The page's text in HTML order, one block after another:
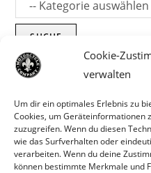
Cookie-
verwalten
Um dir ein optimales Erlebnis zu
Cookies, um Geräteinformationen
zuzugreifen. Wenn du diesen
wie das Surfverhalten oder
verarbeiten. Wenn du deine
können bestimmte Merkmale und
SUCHE